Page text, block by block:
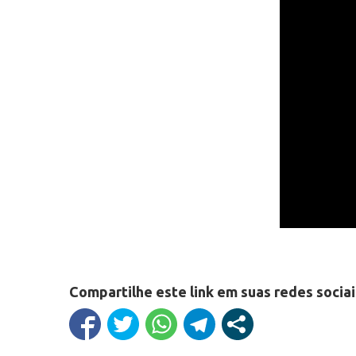
Compartilhe este link em suas redes